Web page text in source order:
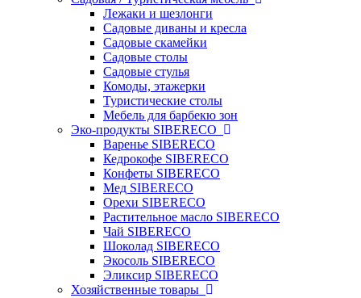
Лежаки и шезлонги
Садовые диваны и кресла
Садовые скамейки
Садовые столы
Садовые стулья
Комоды, этажерки
Туристические столы
Мебель для барбекю зон
Эко-продукты SIBERECO
Варенье SIBERECO
Кедрокофе SIBERECO
Конфеты SIBERECO
Мед SIBERECO
Орехи SIBERECO
Растительное масло SIBERECO
Чай SIBERECO
Шоколад SIBERECO
Экосоль SIBERECO
Эликсир SIBERECO
Хозяйственные товары